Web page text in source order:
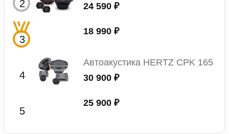
24 590 ₽
18 990 ₽
Автоакустика HERTZ CPK 165
30 900 ₽
25 900 ₽